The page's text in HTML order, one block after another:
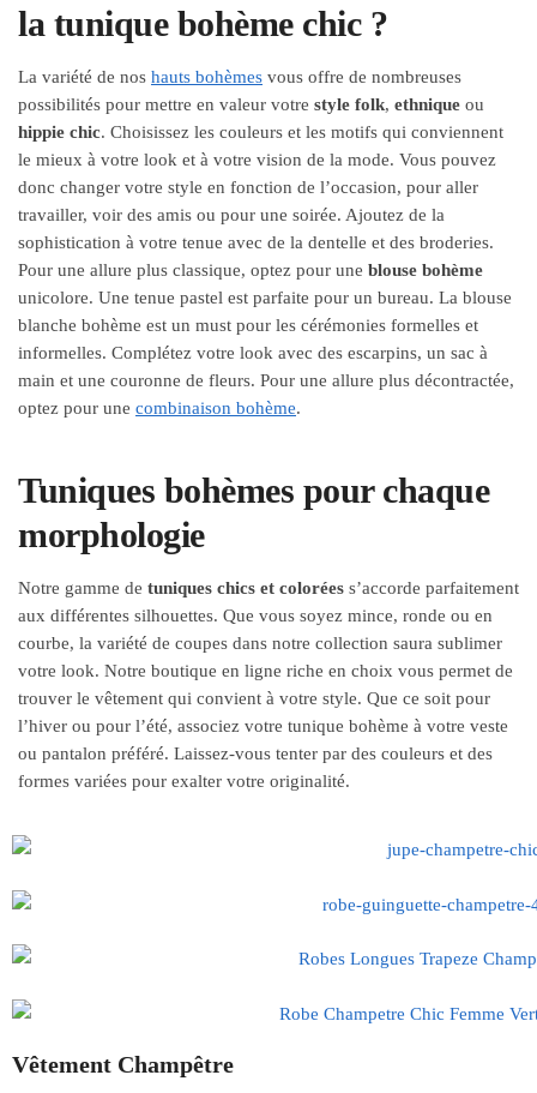
la tunique bohème chic ?
La variété de nos hauts bohèmes vous offre de nombreuses
possibilités pour mettre en valeur votre style folk, ethnique ou
hippie chic. Choisissez les couleurs et les motifs qui conviennent
le mieux à votre look et à votre vision de la mode. Vous pouvez
donc changer votre style en fonction de l’occasion, pour aller
travailler, voir des amis ou pour une soirée. Ajoutez de la
sophistication à votre tenue avec de la dentelle et des broderies.
Pour une allure plus classique, optez pour une blouse bohème
unicolore. Une tenue pastel est parfaite pour un bureau. La blouse
blanche bohème est un must pour les cérémonies formelles et
informelles. Complétez votre look avec des escarpins, un sac à
main et une couronne de fleurs. Pour une allure plus décontractée,
optez pour une combinaison bohème.
Tuniques bohèmes pour chaque
morphologie
Notre gamme de tuniques chics et colorées s’accorde parfaitement
aux différentes silhouettes. Que vous soyez mince, ronde ou en
courbe, la variété de coupes dans notre collection saura sublimer
votre look. Notre boutique en ligne riche en choix vous permet de
trouver le vêtement qui convient à votre style. Que ce soit pour
l’hiver ou pour l’été, associez votre tunique bohème à votre veste
ou pantalon préféré. Laissez-vous tenter par des couleurs et des
formes variées pour exalter votre originalité.
Vêtement Champêtre